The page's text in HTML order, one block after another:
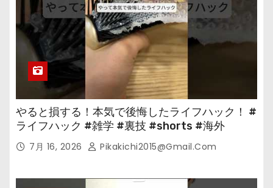
やると損する！本気で後悔したライフハック！ #
ライフハック #雑学 #裏技 #shorts #海外
7月 16, 2026 Pikakichi2015@gmail.com